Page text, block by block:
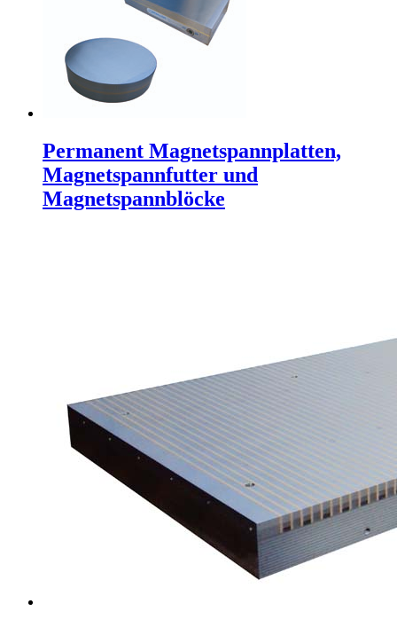
Permanent Magnetspannplatten,
Magnetspannfutter und
Magnetspannblöcke